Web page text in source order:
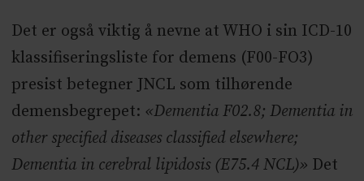
Det er også viktig å nevne at WHO i sin ICD-10
klassifiseringsliste for demens (F00-FO3)
presist betegner JNCL som tilhørende
demensbegrepet: «Dementia F02.8; Dementia in
other specified diseases classified elsewhere;
Dementia in cerebral lipidosis (E75.4 NCL)» Det